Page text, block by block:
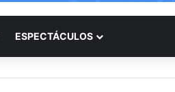
ESPECTÁCULOS